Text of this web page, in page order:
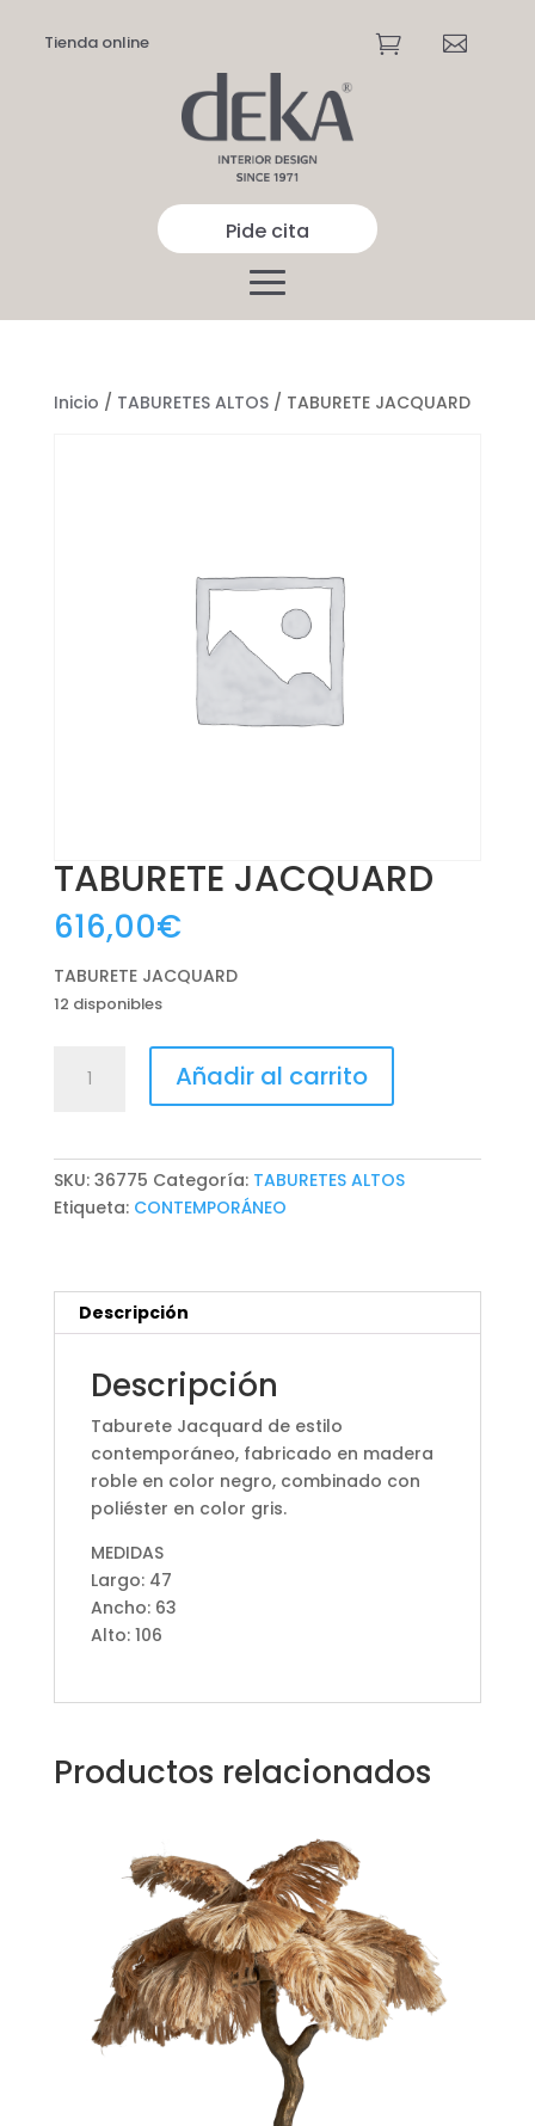
Tienda online  
Pide cita
Inicio / TABURETES ALTOS/ TABURETE JACQUARD
TABURETE JACQUARD
616,00€
TABURETE JACQUARD
12 disponibles
JACQUARD
Añadir al carrito
SKU: 36775 Categoría: TABURETES ALTOS
Etiqueta: CONTEMPORÁNEO
Descripción
Descripción
Taburete Jacquard de estilo
contemporáneo, fabricado en madera
roble en color negro, combinado con
poliéster en color gris.
MEDIDAS
Largo: 47
Ancho: 63
Alto: 106
Productos relacionados